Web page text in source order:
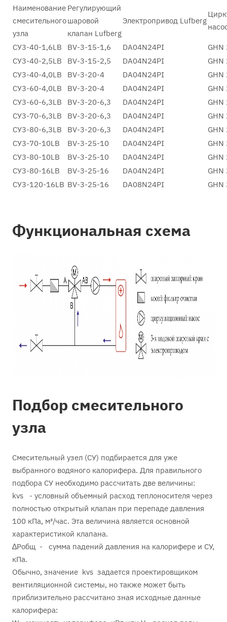
Наименование
смесительного
узла
Регулирующий
шаровой
клапан Lufberg
Электропривод Lufberg
СУ3-40-1,6LB BV-3-15-1,6 DA04N24PI
СУ3-40-2,5LB
BV-3-15-2,5 DA04N24PI
СУ3-40-4,0LB
BV-3-20-4 DA04N24PI
СУ3-60-4,0LB
BV-3-20-4 DA04N24PI
СУ3-60-6,3LB
BV-3-20-6,3 DA04N24PI
СУ3-70-6,3LB
BV-3-20-6,3 DA04N24PI
СУ3-80-6,3LB
BV-3-20-6,3 DA04N24PI
СУ3-70-10LB
BV-3-25-10 DA04N24PI
СУ3-80-10LB
BV-3-25-10 DA04N24PI
СУ3-80-16LB
BV-3-25-16 DA04N24PI
СУ3-120-16LB BV-3-25-16 DA08N24PI
Функциональная схема
Подбор смесительного
узла
Смесительный узел (СУ) подбирается для уже
выбранного водяного калорифера. Для правильного
подбора СУ необходимо рассчитать две величины:
kvs - условный объемный расход теплоносителя через
полностью открытый клапан при перепаде давления
100 кПа, м³/час. Эта величина является основной
характеристикой клапана.
∆Pобщ - сумма падений давления на калорифере и СУ,
кПа.
Обычно, значение kvs задается проектировщиком
вентиляционной системы, но также может быть
приблизительно рассчитано зная исходные данные
калорифера: